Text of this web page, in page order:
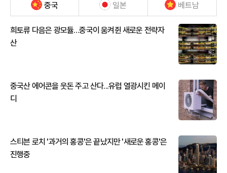
중국 일본 베트남
희토류 다음은 광모듈…중국이 움켜쥔 새로운 전략자
산
중국산 에어콘을 웃돈 주고 산다...유럽 열광시킨 메이
디
스티븐 로치 '과거의 홍콩'은 끝났지만 '새로운 홍콩'은
진행중